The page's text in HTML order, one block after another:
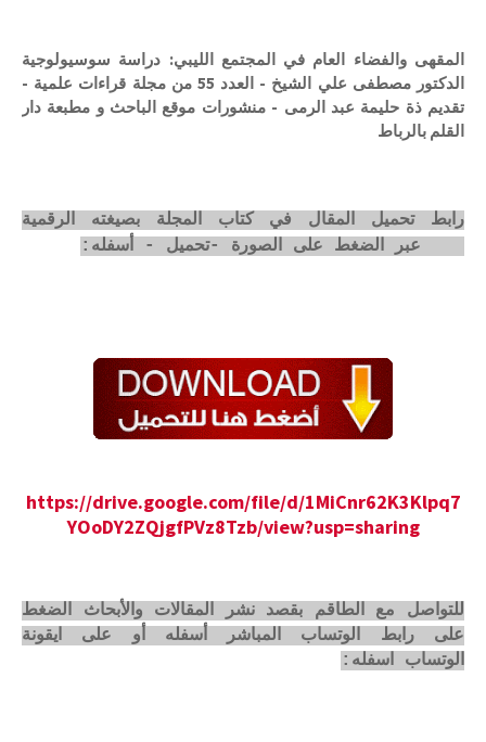
المقهى والفضاء العام في المجتمع الليبي: دراسة سوسيولوجية
الدكتور مصطفى علي الشيخ - العدد 55 من مجلة قراءات علمية -
تقديم ذة حليمة عبد الرمى - منشورات موقع الباحث و مطبعة دار
القلم بالرباط
رابط تحميل المقال في كتاب المجلة بصيغته الرقمية
https://drive.google.com/file/d/1MiCnr62K3Klpq7
YOoDY2ZQjgfPVz8Tzb/view?usp=sharing
للتواصل مع الطاقم بقصد نشر المقالات والأبحاث الضغط
على رابط الوتساب المباشر أسفله أو على ايقونة
الوتساب اسفله: